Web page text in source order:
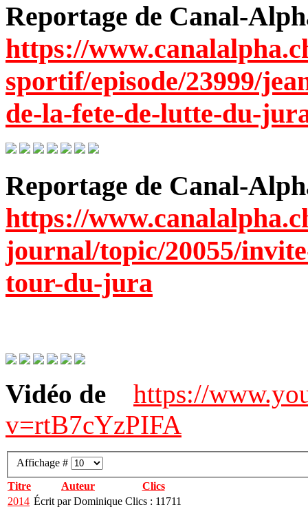
Reportage de Canal-
https://
sportif/episode/23999/
de-la-fete-de-lutte-du-
Reportage de Canal-
https://
journal/topic/20055/
tour-du-jura
Vidéo de
https://
v=rtB7cYzPIFA
Affichage #
Titre
Auteur
Clics
2014 Écrit par Dominique Clics : 11711